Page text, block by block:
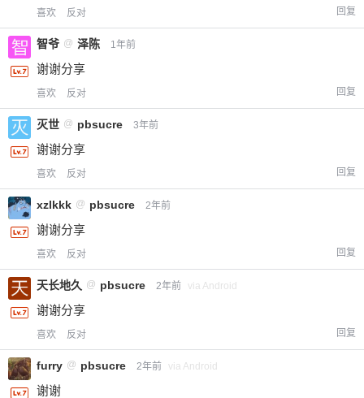
2 元 5 元 10 元
付费内容
¥
喜欢 反对 回复
智爷 @ 泽陈 1年前
谢谢分享
喜欢 反对 回复
灭世 @ pbsucre 3年前
谢谢分享
喜欢 反对 回复
xzlkkk @ pbsucre 2年前
谢谢分享
喜欢 反对 回复
天长地久 @ pbsucre 2年前 via Android
谢谢分享
喜欢 反对 回复
furry @ pbsucre 2年前 via Android
谢谢
您没有权限发布内容，请购买会员或者提升权
限。